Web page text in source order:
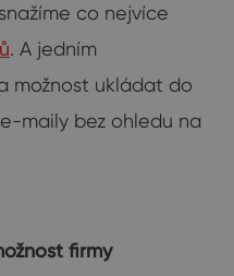
co nejvíce
. A jedním
možnost ukládat do
maily bez ohledu na
firmy